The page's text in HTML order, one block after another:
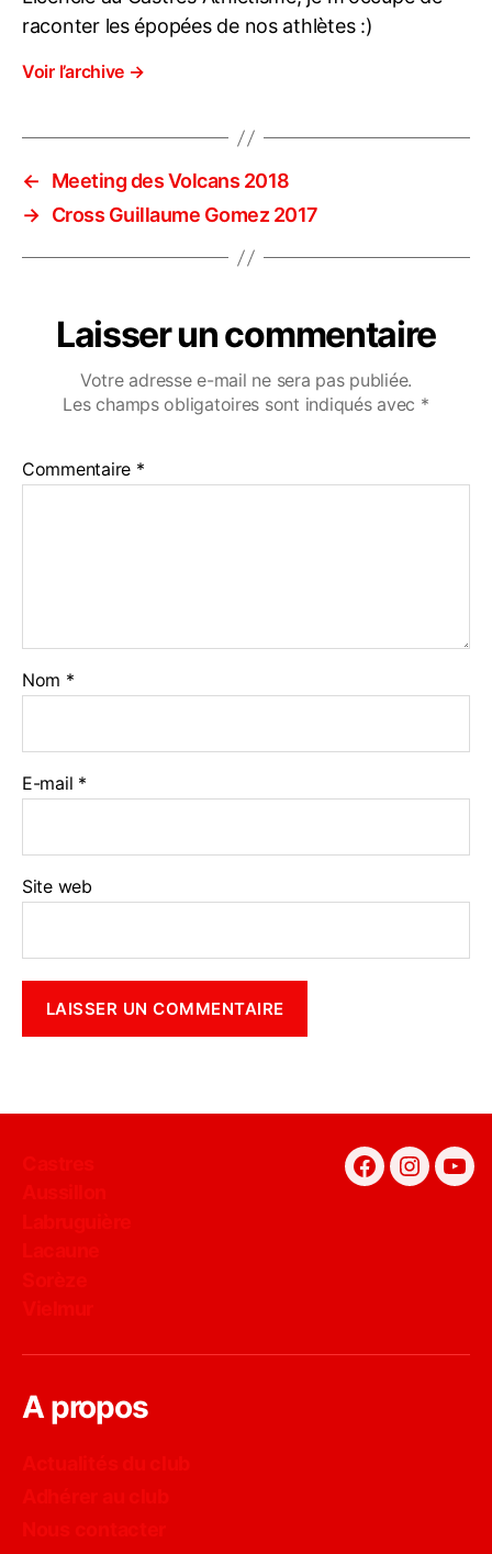
raconter les épopées de nos athlètes :)
Voir l’archive →
←
Meeting des Volcans 2018
→ Cross Guillaume Gomez 2017
Laisser un commentaire
Votre adresse e-mail ne sera pas publiée.
Les champs obligatoires sont indiqués avec *
Commentaire *
Nom *
E-mail *
Site web
Facebook
A propos